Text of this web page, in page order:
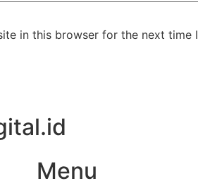
in this browser for the next time I
Menu